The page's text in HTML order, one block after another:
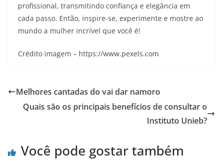
profissional, transmitindo confiança e elegância em
cada passo. Então, inspire-se, experimente e mostre ao
mundo a mulher incrível que você é!
Crédito imagem – https://www.pexels.com
Melhores cantadas do vai dar namoro
Quais são os principais benefícios de consultar o
Instituto Unieb?
Você pode gostar também